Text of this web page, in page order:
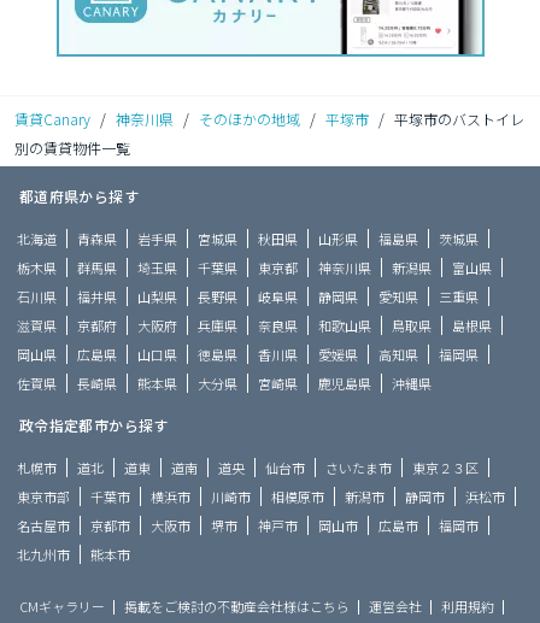
賃貸Canary / 神奈川県 / そのほかの地域 / 平塚市 / 平塚市のバストイレ
別の賃貸物件一覧
都道府県から探す
北海道 青森県 岩手県 宮城県 秋田県 山形県 福島県
茨城県
栃木県
群馬県 埼玉県 千葉県 東京都 神奈川県 新潟県
富山県
石川県
福井県 山梨県 長野県 岐阜県 静岡県 愛知県
三重県
滋賀県
京都府 大阪府 兵庫県 奈良県 和歌山県 鳥取県
島根県
岡山県
広島県 山口県 徳島県 香川県 愛媛県 高知県
福岡県
佐賀県
長崎県 熊本県 大分県 宮崎県 鹿児島県 沖縄県
政令指定都市から探す
札幌市 道北 道東 道南 道央 仙台市 さいたま市
東京２３区
東京市部
千葉市 横浜市 川崎市 相模原市 新潟市 静岡市
浜松市
名古屋市
京都市 大阪市 堺市 神戸市 岡山市 広島市
福岡市
北九州市
熊本市
CMギャラリー 掲載をご検討の不動産会社様はこちら 運営会社
利用規約